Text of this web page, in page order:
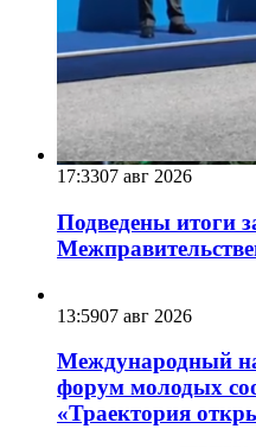
17:3307 авг 2026
Подведены итоги
13:5907 авг 2026
Международный
форум молодых
«Траектория